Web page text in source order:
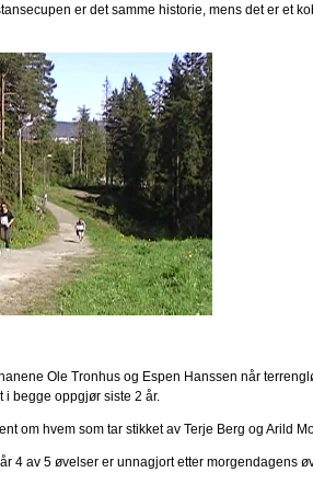
er det samme historie, mens det er et
Ole Tronhus og Espen Hanssen når
i begge oppgjør siste 2 år.
om hvem som tar stikket av Terje Berg og Arild
4 av 5 øvelser er unnagjort etter morgendagens